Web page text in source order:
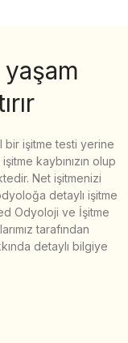
yaşam
bir işitme testi yerine
kaybınızın olup
Net işitmenizi
detaylı işitme
Odyoloji ve İşitme
tarafından
detaylı bilgiye